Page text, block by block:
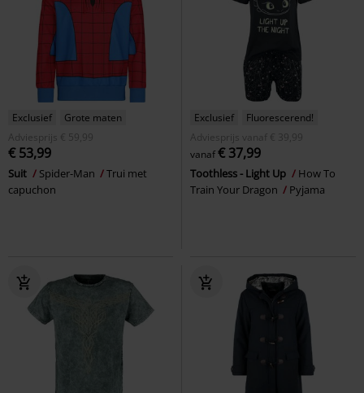
Exclusief
Grote maten
Adviesprijs
€ 59,99
€ 53,99
Suit Spider-Man
Trui met
capuchon
Exclusief
Fluorescerend!
Adviesprijs
vanaf € 39,99
vanaf€ 37,99
Toothless - Light Up
How To
Train Your Dragon
Pyjama